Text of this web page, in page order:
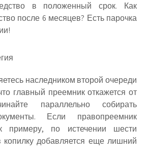
в положенный срок. Как
после 6 месяцев? Есть парочка
наследником второй очереди
главный преемник откажется от
параллельно собирать
Если правопреемник
примеру, по истечении шести
добавляется еще лишний